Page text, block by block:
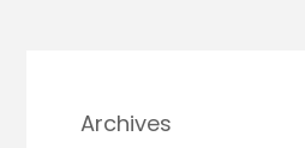
Archives